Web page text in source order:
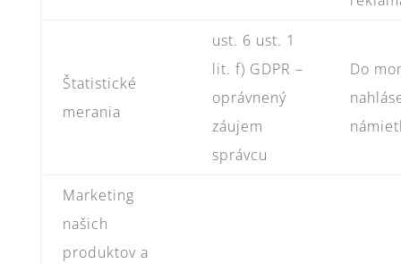
Štatistické
merania
ust. 6 ust. 1
lit. f) GDPR –
oprávnený
záujem
správcu
Do
Marketing
našich
produktov a